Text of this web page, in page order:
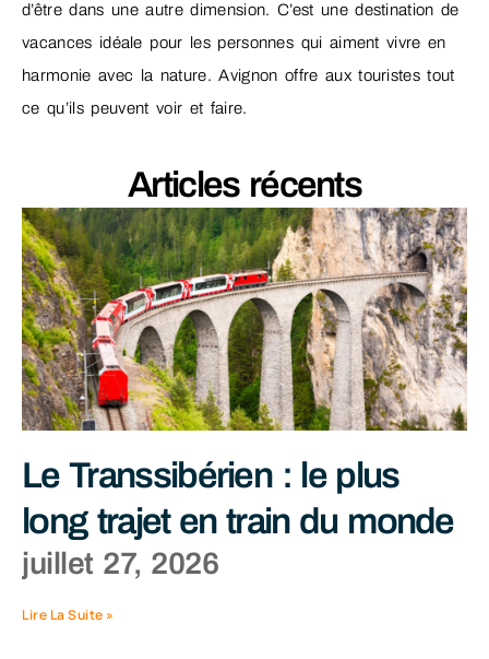
d’être dans une autre dimension. C’est une destination de
vacances idéale pour les personnes qui aiment vivre en
harmonie avec la nature. Avignon offre aux touristes tout
ce qu’ils peuvent voir et faire.
Articles récents
Le Transsibérien : le plus
long trajet en train du monde
juillet 27, 2026
Lire La Suite »